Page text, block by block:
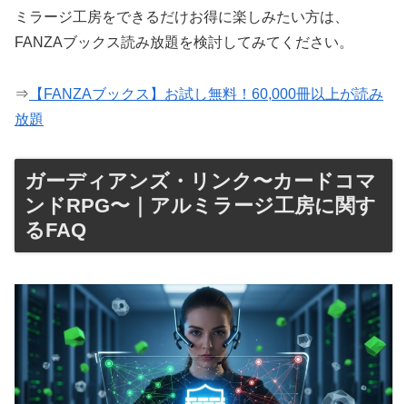
ミラージ工房をできるだけお得に楽しみたい方は、
FANZAブックス読み放題を検討してみてください。
⇒ 【FANZAブックス】お試し無料！60,000冊以上が読み
放題
ガーディアンズ・リンク〜カードコマ
ンドRPG〜｜アルミラージ工房に関す
るFAQ